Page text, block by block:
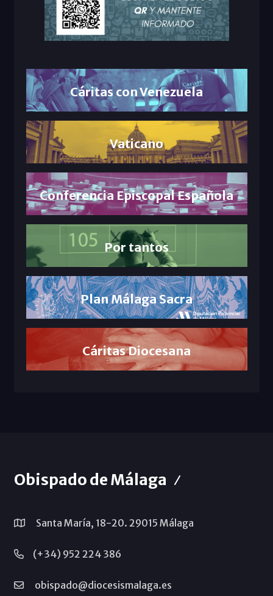
Cáritas con Venezuela
Vaticano
Conferencia Episcopal Española
Por tantos
Plan Málaga Sacra
Cáritas Diocesana
Obispado de Málaga
Santa María, 18-20. 29015 Málaga
(+34) 952 224 386
obispado@diocesismalaga.es